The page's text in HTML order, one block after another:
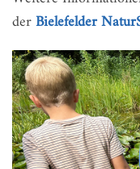
derBielefelder